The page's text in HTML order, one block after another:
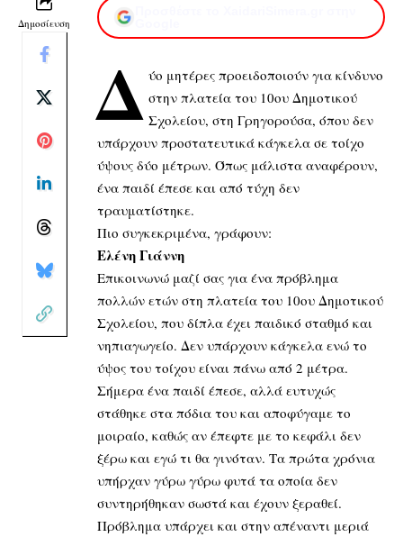
Δημοσίευση
Δ ύο μητέρες προειδοποιούν για κίνδυνο
στην πλατεία του 10ου Δημοτικού
Σχολείου, στη Γρηγορούσα, όπου δεν
υπάρχουν προστατευτικά κάγκελα σε τοίχο
ύψους δύο μέτρων. Όπως μάλιστα αναφέρουν,
ένα παιδί έπεσε και από τύχη δεν
τραυματίστηκε.
Πιο συγκεκριμένα, γράφουν:
Ελένη Γιάννη
Επικοινωνώ μαζί σας για ένα πρόβλημα
πολλών ετών στη πλατεία του 10ου Δημοτικού
Σχολείου, που δίπλα έχει παιδικό σταθμό και
νηπιαγωγείο. Δεν υπάρχουν κάγκελα ενώ το
ύψος του τοίχου είναι πάνω από 2 μέτρα.
Σήμερα ένα παιδί έπεσε, αλλά ευτυχώς
στάθηκε στα πόδια του και αποφύγαμε το
μοιραίο, καθώς αν έπεφτε με το κεφάλι δεν
ξέρω και εγώ τι θα γινόταν. Τα πρώτα χρόνια
υπήρχαν γύρω γύρω φυτά τα οποία δεν
συντηρήθηκαν σωστά και έχουν ξεραθεί.
Πρόβλημα υπάρχει και στην απέναντι μεριά